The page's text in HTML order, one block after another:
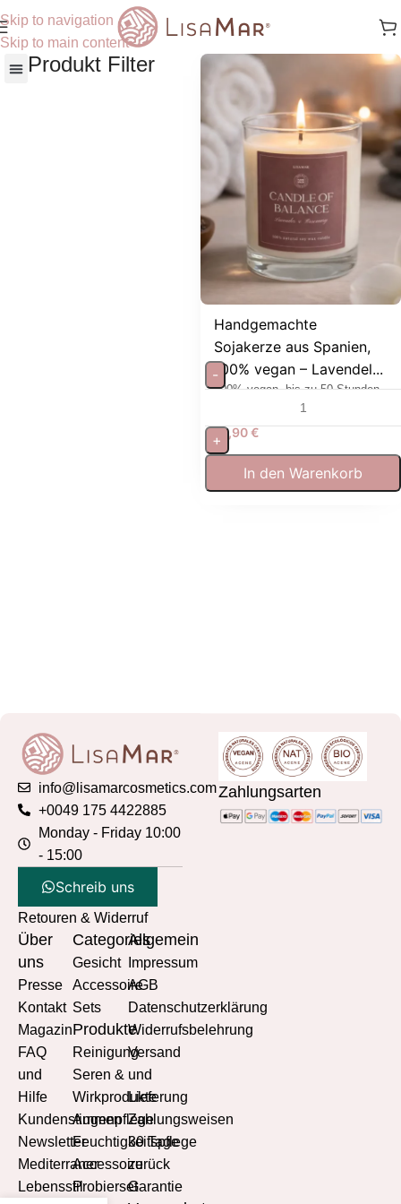
Skip to navigation
Skip to main content
Produkt Filter
Handgemachte
Sojakerze aus Spanien,
100% vegan – Lavendel...
100% vegan, bis zu 50 Stunden
19,90€
-
+
In den Warenkorb
info@lisamarcosmetics.com
+0049 175 4422885
Monday - Friday 10:00
- 15:00
Schreib uns
Retouren & Widerruf
Über
uns
Presse
Kontakt
Magazin
FAQ
und
Hilfe
Kundenstimmen
Newsletter
Mediterraner
Lebensstil
Categories
Gesicht
Accessoire
Sets
Produkte
Reinigung
Seren &
Wirkprodukte
Augenpflege
Feuchtigkeitspflege
Accessoire
Probierset
Allgemein
Impressum
AGB
Datenschutzerklärung
Widerrufsbelehrung
Versand
und
Lieferung
Zahlungsweisen
30 Tage
zurück
Garantie
Zahlungsarten